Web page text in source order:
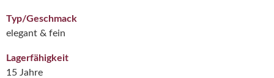
Typ/Geschmack
elegant & fein
Lagerfähigkeit
15 Jahre